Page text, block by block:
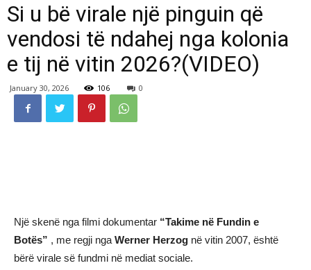
Si u bë virale një pinguin që
vendosi të ndahej nga kolonia
e tij në vitin 2026?(VIDEO)
January 30, 2026 106 0
Një skenë nga filmi dokumentar “Takime në Fundin e
Botës” , me regji nga Werner Herzog në vitin 2007, është
bërë virale së fundmi në mediat sociale.